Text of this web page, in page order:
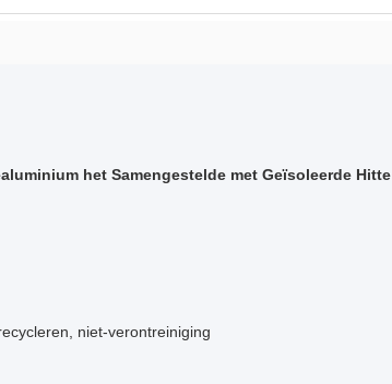
het Samengestelde met Geïsoleerde Hitte
niet-verontreiniging